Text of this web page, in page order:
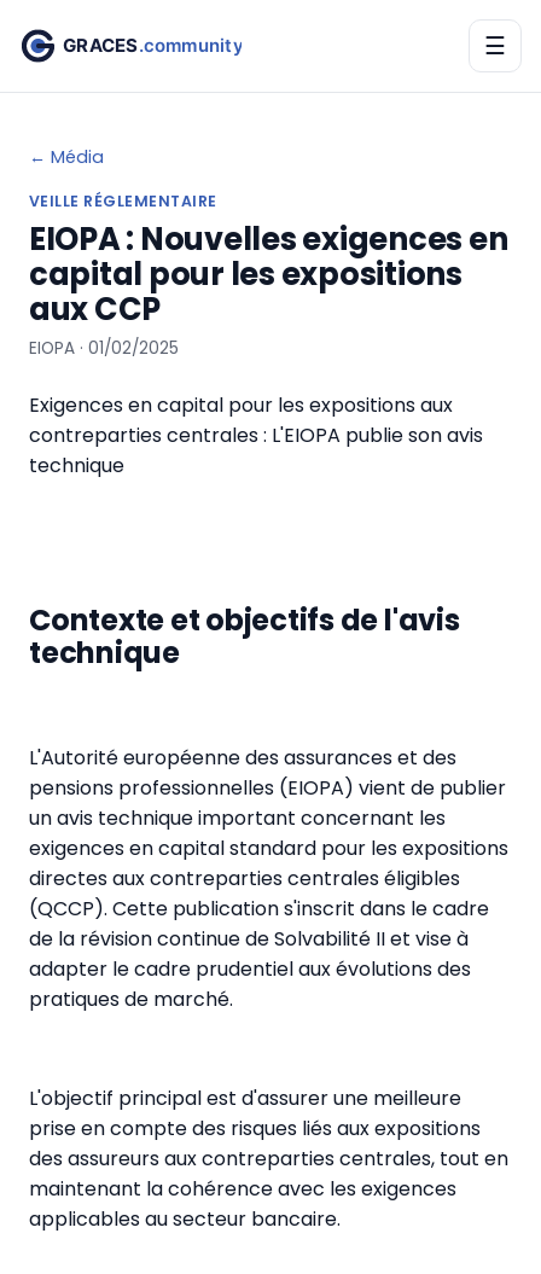
☰
← Média
VEILLE RÉGLEMENTAIRE
EIOPA : Nouvelles exigences en
capital pour les expositions
aux CCP
EIOPA · 01/02/2025
Exigences en capital pour les expositions aux
contreparties centrales : L'EIOPA publie son avis
technique
Contexte et objectifs de l'avis
technique
L'Autorité européenne des assurances et des
pensions professionnelles (EIOPA) vient de publier
un avis technique important concernant les
exigences en capital standard pour les expositions
directes aux contreparties centrales éligibles
(QCCP). Cette publication s'inscrit dans le cadre
de la révision continue de Solvabilité II et vise à
adapter le cadre prudentiel aux évolutions des
pratiques de marché.
L'objectif principal est d'assurer une meilleure
prise en compte des risques liés aux expositions
des assureurs aux contreparties centrales, tout en
maintenant la cohérence avec les exigences
applicables au secteur bancaire.